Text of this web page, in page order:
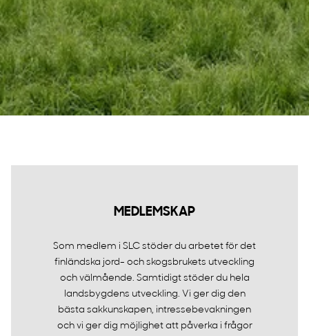
MEDLEMSKAP
Som medlem i SLC stöder du arbetet för det
finländska jord- och skogsbrukets utveckling
och välmående. Samtidigt stöder du hela
landsbygdens utveckling. Vi ger dig den
bästa sakkunskapen, intressebevakningen
och vi ger dig möjlighet att påverka i frågor